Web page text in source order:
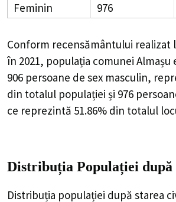
Feminin
976
Conform recensământului realizat
în 2021, populația comunei Almașu
906 persoane de sex masculin,
din totalul populației și 976
ce reprezintă 51.86% din totalul
Distribuția Populației
Distribuția populației după starea